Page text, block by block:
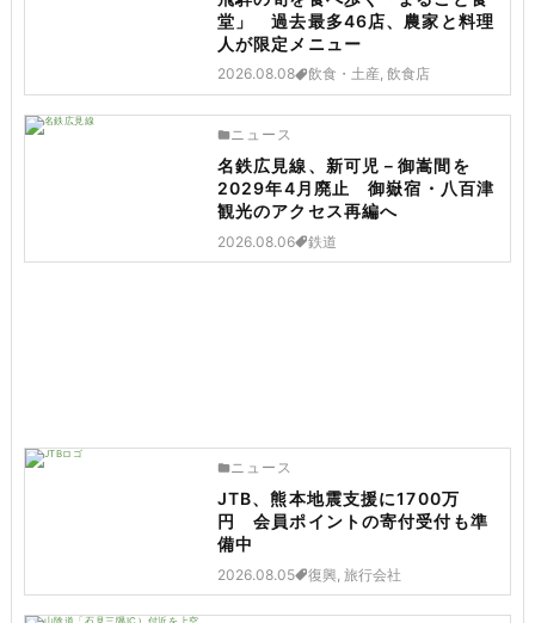
堂」 過去最多46店、農家と料理
人が限定メニュー
2026.08.08 飲食・土産, 飲食店
ニュース
名鉄広見線、新可児－御嵩間を
2029年4月廃止 御嶽宿・八百津
観光のアクセス再編へ
2026.08.06 鉄道
ニュース
JTB、熊本地震支援に1700万
円 会員ポイントの寄付受付も準
備中
2026.08.05 復興, 旅行会社